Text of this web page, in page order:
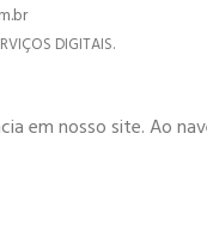
DIGITAIS.
em nosso site. Ao